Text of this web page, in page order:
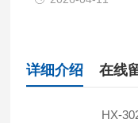
详细介绍 在线
HX-3028型紫